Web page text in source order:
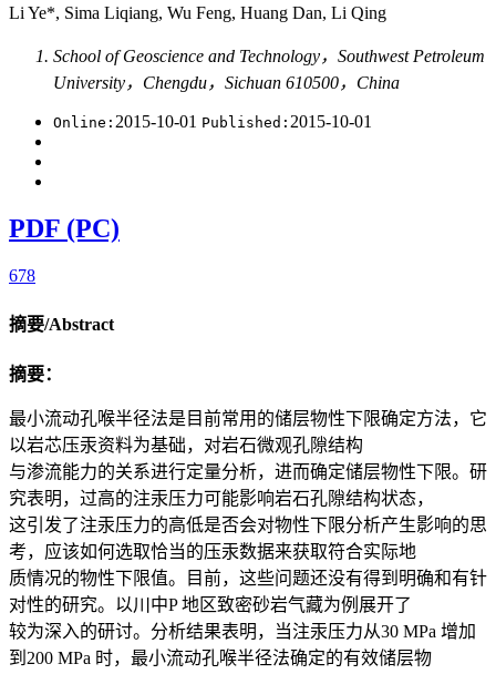
Li Ye*, Sima Liqiang, Wu Feng, Huang Dan, Li Qing
School of Geoscience and Technology，Southwest Petroleum
University，Chengdu，Sichuan 610500，China
Online: 2015-10-01 Published: 2015-10-01
PDF (PC)
678
摘要/Abstract
摘要：
最小流动孔喉半径法是目前常用的储层物性下限确定方法，它
以岩芯压汞资料为基础，对岩石微观孔隙结构
与渗流能力的关系进行定量分析，进而确定储层物性下限。研
究表明，过高的注汞压力可能影响岩石孔隙结构状态，
这引发了注汞压力的高低是否会对物性下限分析产生影响的思
考，应该如何选取恰当的压汞数据来获取符合实际地
质情况的物性下限值。目前，这些问题还没有得到明确和有针
对性的研究。以川中P 地区致密砂岩气藏为例展开了
较为深入的研讨。分析结果表明，当注汞压力从30 MPa 增加
到200 MPa 时，最小流动孔喉半径法确定的有效储层物